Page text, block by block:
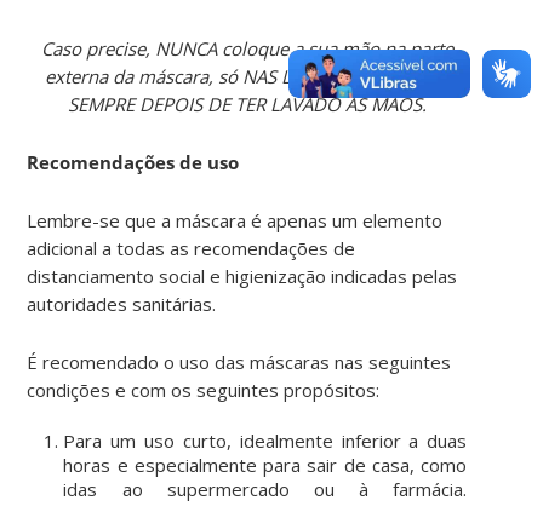
Caso precise, NUNCA coloque a sua mão na parte
externa da máscara, só NAS LATERAIS internas, e
SEMPRE DEPOIS DE TER LAVADO AS MÃOS.
Recomendações de uso
Lembre-se que a máscara é apenas um elemento
adicional a todas as recomendações de
distanciamento social e higienização indicadas pelas
autoridades sanitárias.
É recomendado o uso das máscaras nas seguintes
condições e com os seguintes propósitos:
Para um uso curto, idealmente inferior a duas
horas e especialmente para sair de casa, como
idas ao supermercado ou à farmácia.